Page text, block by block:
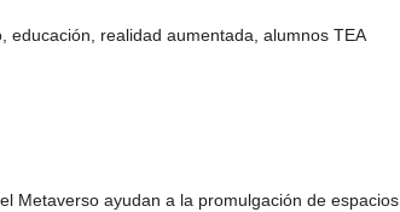
educación, realidad aumentada, alumnos TEA
Metaverso ayudan a la promulgación de espacios